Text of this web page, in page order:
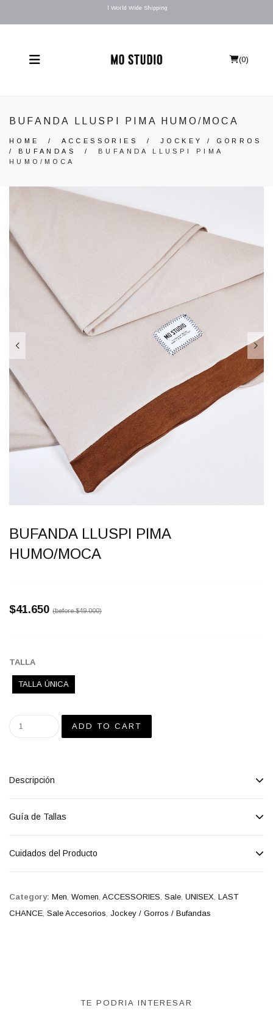
l World Wide Shipping
(0)
BUFANDA LLUSPI PIMA HUMO/MOCA
HOME / ACCESSORIES /JOCKEY / GORROS
/ BUFANDAS
/ BUFANDA LLUSPI PIMA
HUMO/MOCA
BUFANDA LLUSPI PIMA
HUMO/MOCA
$41.650 (before$49.000)
TALLA
TALLA ÚNICA
Descripción
Guía de Tallas
Cuidados del Producto
Category: Men Women ACCESSORIES Sale UNISEX LAST
CHANCE Sale Accesorios Jockey / Gorros / Bufandas
TE PODRIA INTERESAR